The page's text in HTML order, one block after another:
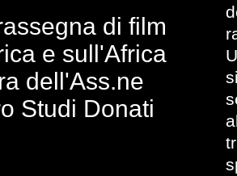
di film
e sull'Africa
dell'Ass.ne
Studi Donati